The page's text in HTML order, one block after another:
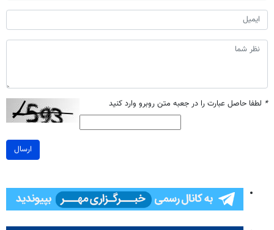
* لطفا حاصل عبارت را در جعبه متن روبرو وارد کنید
ارسال